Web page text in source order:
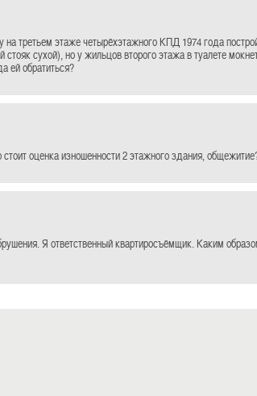
на третьем этаже четырёхэтажного КПД 1974 года
сухой), но у жильцов второго этажа в туалете
ей обратиться?
оценка изношенности 2 этажного здания,
Я ответственный квартиросъёмщик. Каким